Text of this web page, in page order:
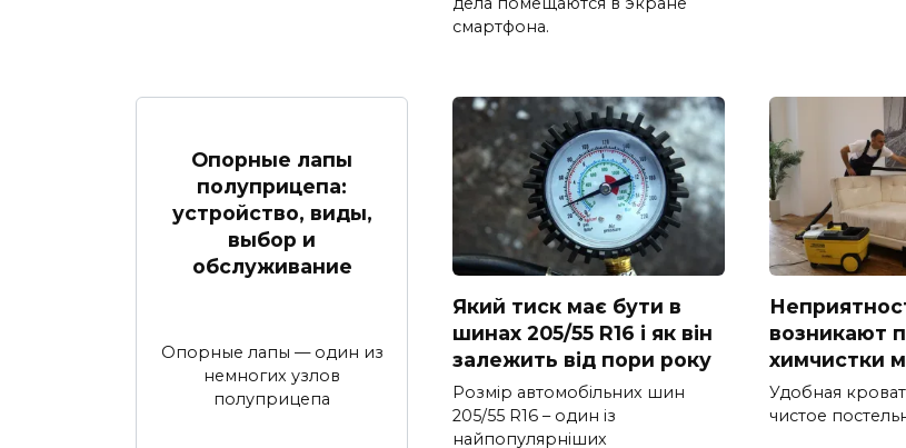
смартфона.
Опорные лапы
полуприцепа:
устройство, виды,
выбор и
обслуживание
Опорные лапы — один из
немногих узлов
полуприцепа
Який тиск має бути в
шинах 205/55 R16 і як він
залежить від пори року
Розмір автомобільних шин
205/55 R16 – один із
найпопулярніших
возникают
химчистки
Удобная
чистое